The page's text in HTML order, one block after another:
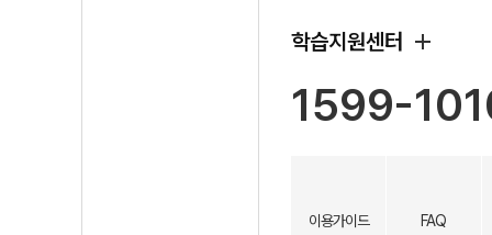
학습지원센터
1599-
이용가이드 FAQ